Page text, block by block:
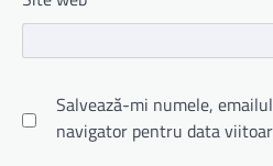
Salvează-mi numele,
navigator pentru data